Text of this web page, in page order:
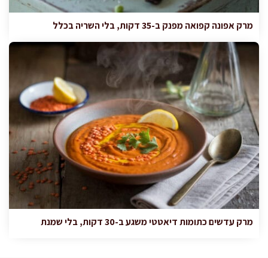
מרק אפונה קפואה מפנק ב-35 דקות, בלי השריה בכלל
מרק עדשים כתומות דיאטטי משגע ב-30 דקות, בלי שמנת